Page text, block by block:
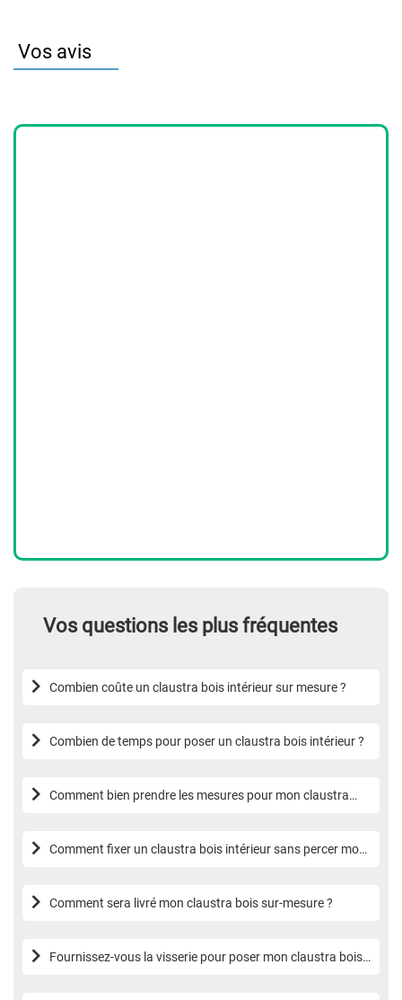
Vos avis
Vos questions les plus fréquentes
Combien coûte un claustra bois intérieur sur mesure ?
Combien de temps pour poser un claustra bois intérieur ?
Comment bien prendre les mesures pour mon claustra
Comment fixer un claustra bois intérieur sans percer mon
Comment sera livré mon claustra bois sur-mesure ?
Fournissez-vous la visserie pour poser mon claustra bois